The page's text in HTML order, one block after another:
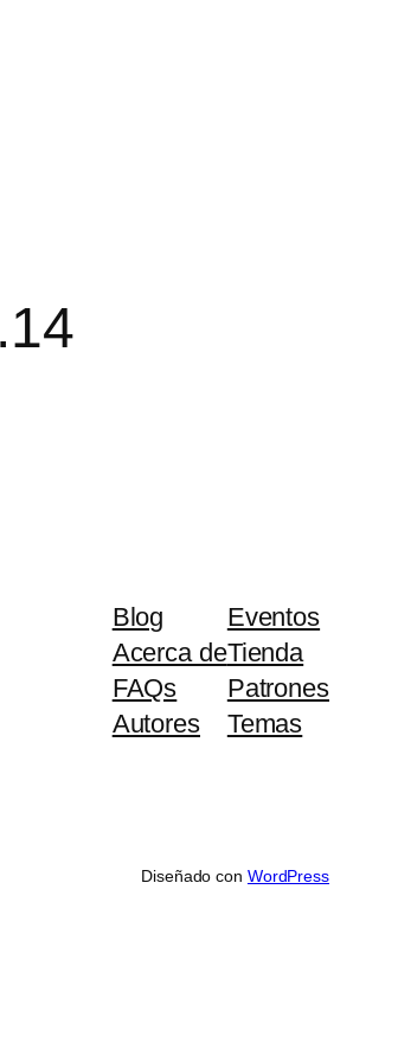
Blog
Acerca de
FAQs
Autores
Eventos
Tienda
Patrones
Temas
Diseñado con WordPress